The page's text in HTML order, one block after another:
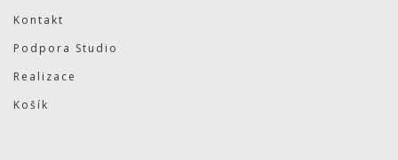
Kontakt
Podpora Studio
Realizace
Košík